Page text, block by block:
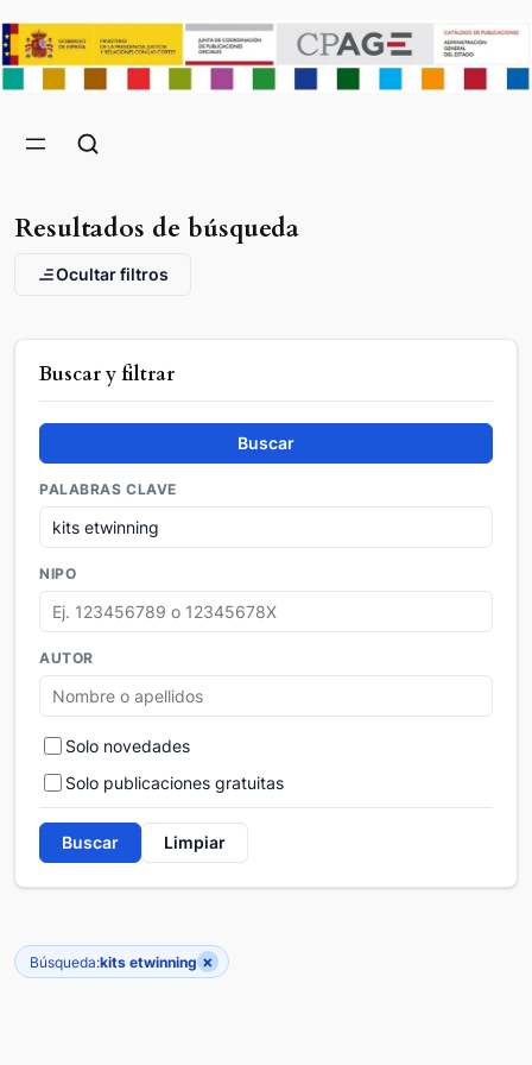
Resultados de búsqueda
Ocultar filtros
Buscar y filtrar
Buscar
PALABRAS CLAVE
NIPO
AUTOR
Solo novedades
Solo publicaciones gratuitas
Buscar Limpiar
Búsqueda:kits etwinning ×